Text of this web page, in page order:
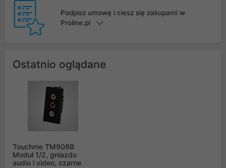
Podpisz umowę i ciesz się zakupami w
Proline.pl
Ostatnio oglądane
Touchme TM908B
Moduł 1/2, gniazdo
audio i video, czarne